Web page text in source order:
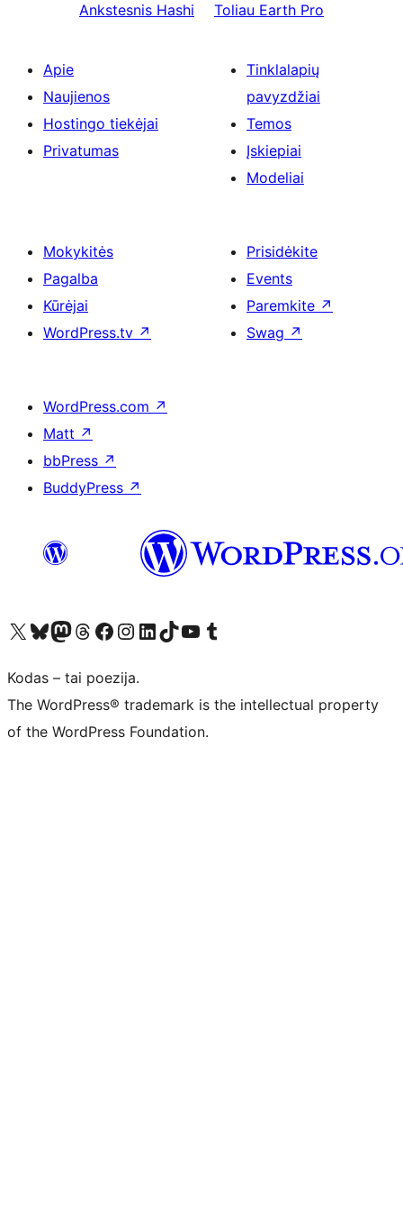
Ankstesnis Hashi Toliau Earth Pro
Apie
Naujienos
Hostingo tiekėjai
Privatumas
Tinklalapių
pavyzdžiai
Temos
Įskiepiai
Modeliai
Mokykitės
Pagalba
Kūrėjai
WordPress.tv ↗
Prisidėkite
Events
Paremkite ↗
Swag ↗
WordPress.com ↗
Matt ↗
bbPress ↗
BuddyPress ↗
Visit our X (formerly Twitter) account
Apsilankykite mūsų Bluesky paskyroje
Visit our Mastodon account
Apsilankykite mūsų Threads paskyroje
Visit our Facebook page
Visit our Instagram account
Visit our LinkedIn account
Apsilankykite mūsų TikTok paskyroje
Visit our YouTube channel
Apsilankykite mūsų Tumblr paskyroje
Kodas – tai poezija.
The WordPress® trademark is the intellectual property
of the WordPress Foundation.